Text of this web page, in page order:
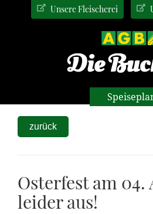
Seitenspalte
Unsere Fleischerei
zurück
Osterfest am
leider aus!